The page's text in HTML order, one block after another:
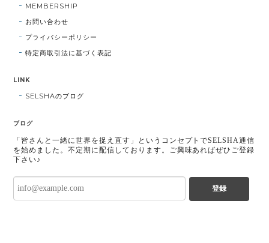
MEMBERSHIP
お問い合わせ
プライバシーポリシー
特定商取引法に基づく表記
LINK
SELSHAのブログ
ブログ
「皆さんと一緒に世界を捉え直す」というコンセプトでSELSHA通信
を始めました。不定期に配信しております。ご興味あればぜひご登録
下さい♪
登録